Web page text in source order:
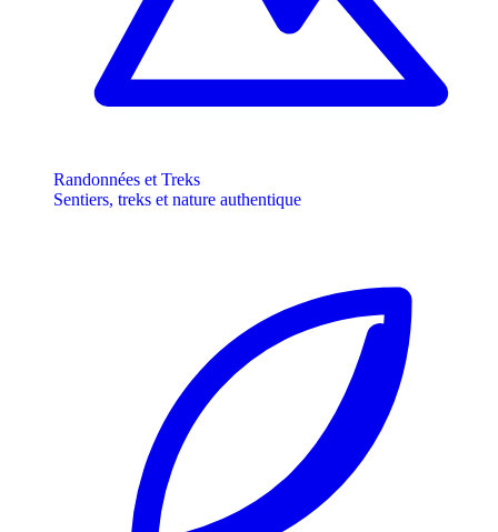
Randonnées et Treks
Sentiers, treks et nature authentique